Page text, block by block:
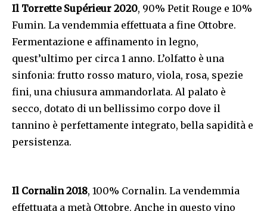
Il Torrette Supérieur 2020, 90% Petit Rouge e 10%
Fumin. La vendemmia effettuata a fine Ottobre.
Fermentazione e affinamento in legno,
quest’ultimo per circa 1 anno. L’olfatto è una
sinfonia: frutto rosso maturo, viola, rosa, spezie
fini, una chiusura ammandorlata. Al palato è
secco, dotato di un bellissimo corpo dove il
tannino è perfettamente integrato, bella sapidità e
persistenza.
Il Cornalin 2018, 100% Cornalin. La vendemmia
effettuata a metà Ottobre. Anche in questo vino